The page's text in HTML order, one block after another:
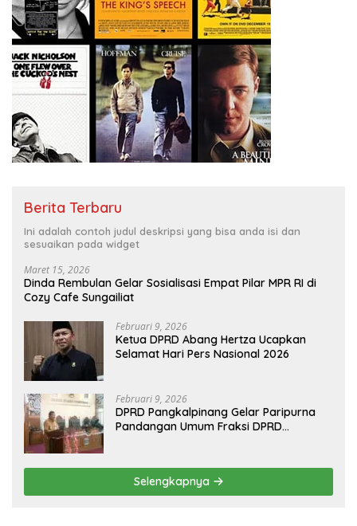
Berita Terbaru
Ini adalah contoh judul deskripsi yang bisa anda isi dan
sesuaikan pada widget
Maret 15, 2026
Dinda Rembulan Gelar Sosialisasi Empat Pilar MPR RI di
Cozy Cafe Sungailiat
Februari 9, 2026
Ketua DPRD Abang Hertza Ucapkan
Selamat Hari Pers Nasional 2026
Februari 9, 2026
DPRD Pangkalpinang Gelar Paripurna
Pandangan Umum Fraksi DPRD
Selengkapnya